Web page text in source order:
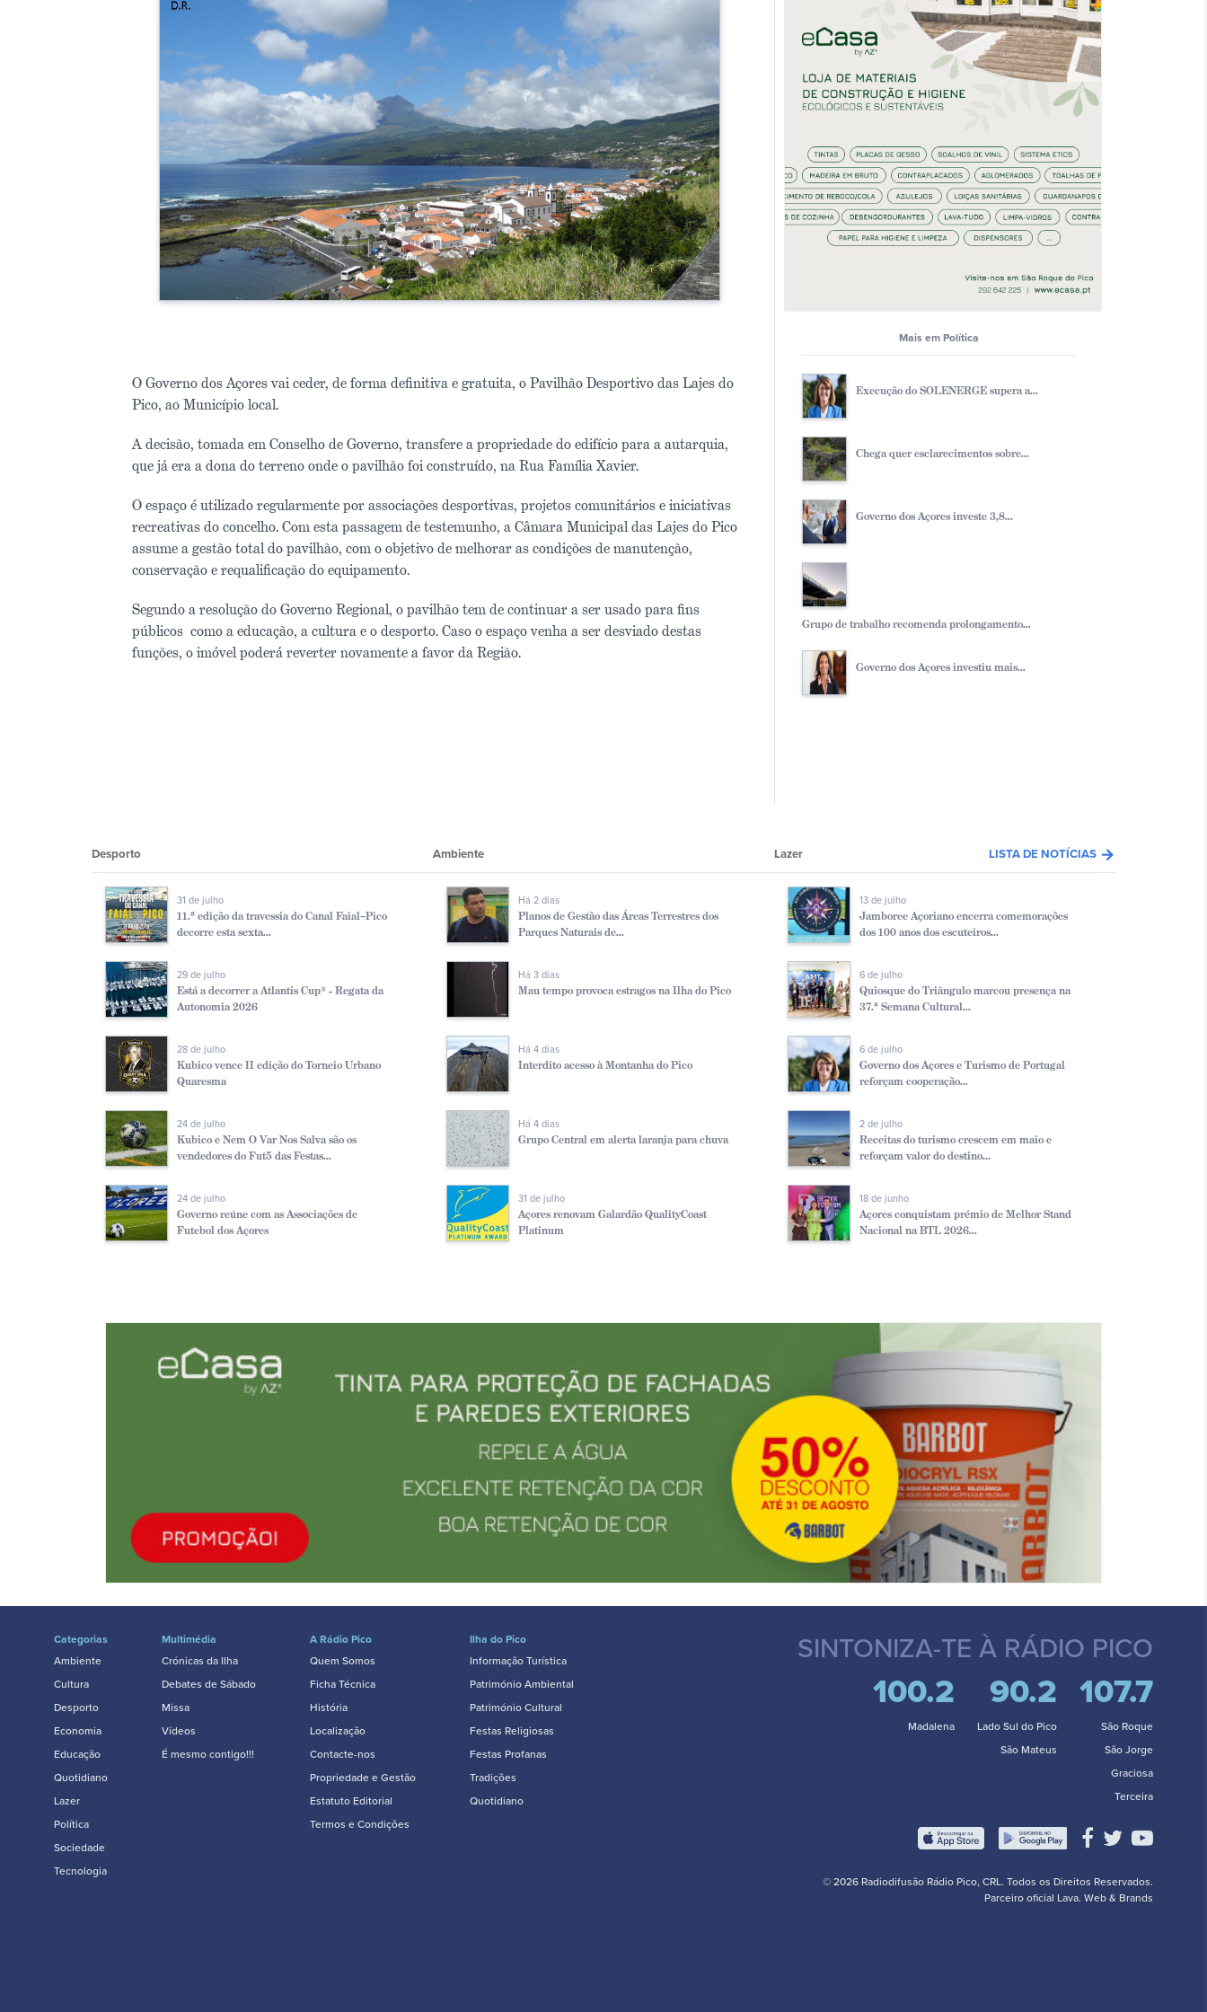
O Governo dos Açores vai ceder, de forma definitiva e gratuita, o Pavilhão Desportivo das Lajes do
Pico, ao Município local.
A decisão, tomada em Conselho de Governo, transfere a propriedade do edifício para a autarquia,
que já era a dona do terreno onde o pavilhão foi construído, na Rua Família Xavier.
O espaço é utilizado regularmente por associações desportivas, projetos comunitários e iniciativas
recreativas do concelho. Com esta passagem de testemunho, a Câmara Municipal das Lajes do Pico
assume a gestão total do pavilhão, com o objetivo de melhorar as condições de manutenção,
conservação e requalificação do equipamento.
Segundo a resolução do Governo Regional, o pavilhão tem de continuar a ser usado para fins
públicos como a educação, a cultura e o desporto. Caso o espaço venha a ser desviado destas
funções, o imóvel poderá reverter novamente a favor da Região.
Mais em Polí­tica
Execução do SOLENERGE supera a...
Chega quer esclarecimentos sobre...
Governo dos Açores investe 3,8...
Grupo de trabalho recomenda prolongamento...
Governo dos Açores investiu mais...
Desporto Ambiente Lazer LISTA DE NOTÍCIAS arrow_forward
31 de julho
11.ª edição da travessia do Canal Faial–Pico
decorre esta sexta...
29 de julho
Está a decorrer a Atlantis Cup® - Regata da
Autonomia 2026
28 de julho
Kubico vence II edição do Torneio Urbano
Quaresma
24 de julho
Kubico e Nem O Var Nos Salva são os
vendedores do Fut5 das Festas...
24 de julho
Governo reúne com as Associações de
Futebol dos Açores
Há 2 dias
Planos de Gestão das Áreas Terrestres dos
Parques Naturais de...
Há 3 dias
Mau tempo provoca estragos na Ilha do Pico
Há 4 dias
Interdito acesso à Montanha do Pico
Há 4 dias
Grupo Central em alerta laranja para chuva
31 de julho
Açores renovam Galardão QualityCoast
Platinum
13 de julho
Jamboree Açoriano encerra comemorações
dos 100 anos dos escuteiros...
6 de julho
Quiosque do Triângulo marcou presença na
37.ª Semana Cultural...
6 de julho
Governo dos Açores e Turismo de Portugal
reforçam cooperação...
2 de julho
Receitas do turismo crescem em maio e
reforçam valor do destino...
18 de junho
Açores conquistam prémio de Melhor Stand
Nacional na BTL 2026...
Categorias
Ambiente
Cultura
Desporto
Economia
Educação
Quotidiano
Lazer
Política
Sociedade
Tecnologia
Multimédia
Crónicas da Ilha
Debates de Sábado
Missa
Vídeos
É mesmo contigo!!!
A Rádio Pico
Quem Somos
Ficha Técnica
História
Localização
Contacte-nos
Propriedade e Gestão
Estatuto Editorial
Termos e Condições
Ilha do Pico
Informação Turística
Património Ambiental
Património Cultural
Festas Religiosas
Festas Profanas
Tradições
Quotidiano
SINTONIZA-TE À RÁDIO PICO
100.2
Madalena
90.2
Lado Sul do Pico
São Mateus
107.7
São Roque
São Jorge
Graciosa
Terceira
© 2026 Radiodifusão Rádio Pico, CRL. Todos os Direitos Reservados.
Parceiro oficial Lava. Web & Brands